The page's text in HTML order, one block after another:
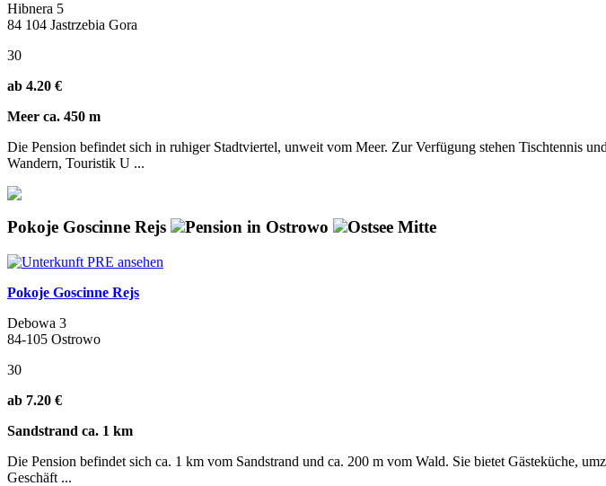
Hibnera 5
84 104 Jastrzebia Gora
30
ab 4.20 €
Meer ca. 450 m
Die Pension befindet sich in ruhiger Stadtviertel, unweit vom Meer. Zur Verfügung stehen Tischtennis
Wandern, Touristik U ...
Pokoje Goscinne Rejs Pension in Ostrowo Ostsee Mitte
Pokoje Goscinne Rejs
Debowa 3
84-105 Ostrowo
30
ab 7.20 €
Sandstrand ca. 1 km
Die Pension befindet sich ca. 1 km vom Sandstrand und ca. 200 m vom Wald. Sie bietet Gästeküche,
Geschäft ...